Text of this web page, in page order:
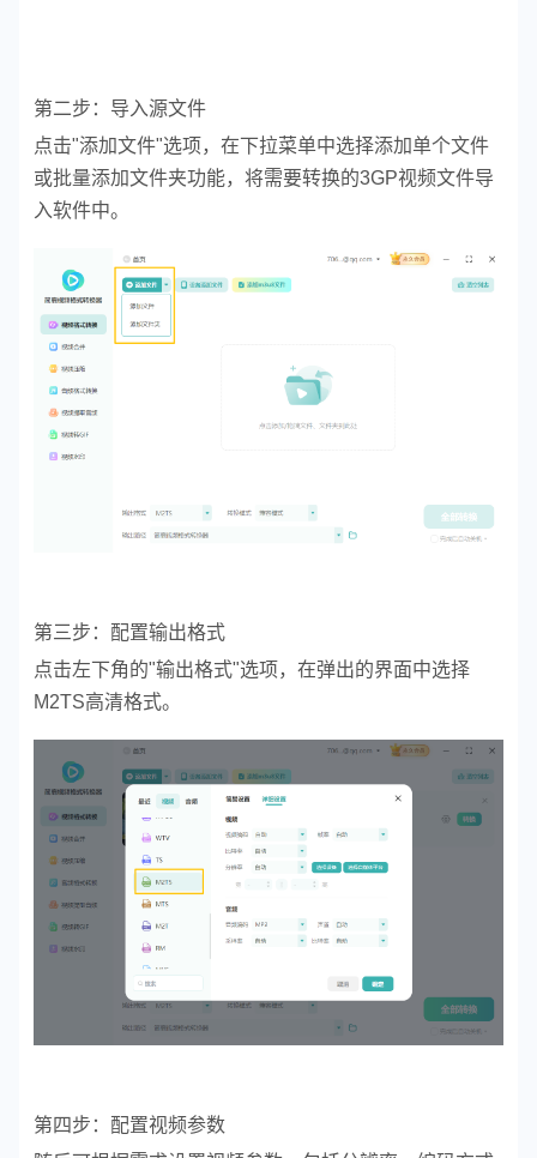
第二步：导入源文件
点击"添加文件"选项，在下拉菜单中选择添加单个文件
或批量添加文件夹功能，将需要转换的3GP视频文件导
入软件中。
第三步：配置输出格式
点击左下角的"输出格式"选项，在弹出的界面中选择
M2TS高清格式。
第四步：配置视频参数